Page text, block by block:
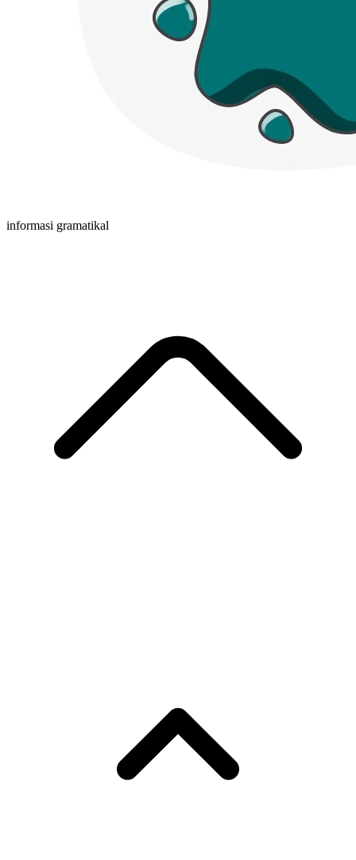
informasi gramatikal